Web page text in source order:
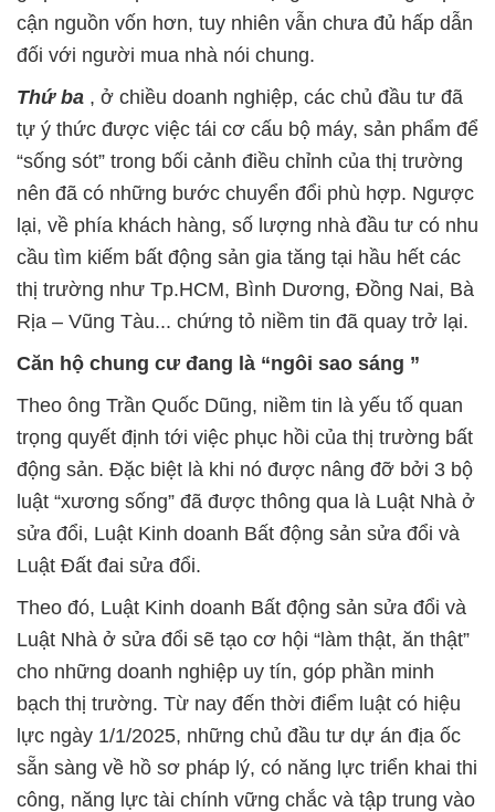
cận nguồn vốn hơn, tuy nhiên vẫn chưa đủ hấp dẫn
đối với người mua nhà nói chung.
Thứ ba , ở chiều doanh nghiệp, các chủ đầu tư đã
tự ý thức được việc tái cơ cấu bộ máy, sản phẩm để
“sống sót” trong bối cảnh điều chỉnh của thị trường
nên đã có những bước chuyển đổi phù hợp. Ngược
lại, về phía khách hàng, số lượng nhà đầu tư có nhu
cầu tìm kiếm bất động sản gia tăng tại hầu hết các
thị trường như Tp.HCM, Bình Dương, Đồng Nai, Bà
Rịa – Vũng Tàu... chứng tỏ niềm tin đã quay trở lại.
Căn hộ chung cư đang là “ngôi sao sáng ”
Theo ông Trần Quốc Dũng, niềm tin là yếu tố quan
trọng quyết định tới việc phục hồi của thị trường bất
động sản. Đặc biệt là khi nó được nâng đỡ bởi 3 bộ
luật “xương sống” đã được thông qua là Luật Nhà ở
sửa đổi, Luật Kinh doanh Bất động sản sửa đổi và
Luật Đất đai sửa đổi.
Theo đó, Luật Kinh doanh Bất động sản sửa đổi và
Luật Nhà ở sửa đổi sẽ tạo cơ hội “làm thật, ăn thật”
cho những doanh nghiệp uy tín, góp phần minh
bạch thị trường. Từ nay đến thời điểm luật có hiệu
lực ngày 1/1/2025, những chủ đầu tư dự án địa ốc
sẵn sàng về hồ sơ pháp lý, có năng lực triển khai thi
công, năng lực tài chính vững chắc và tập trung vào